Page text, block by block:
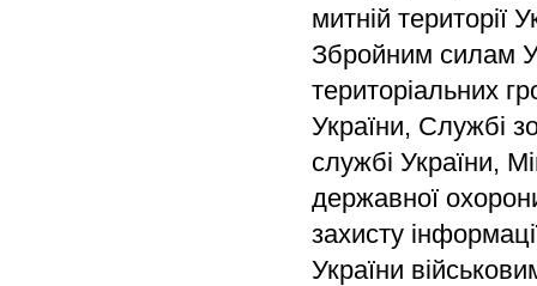
митній території
Збройним силам
територіальних
України, Службі
службі України,
державної
захисту
України